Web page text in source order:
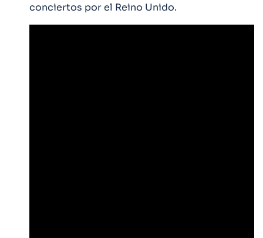
conciertos por el Reino Unido.